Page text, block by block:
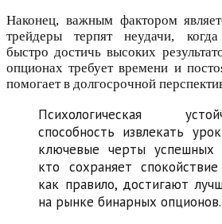
Наконец, важным фактором
трейдеры терпят неудачи,
быстро достичь высоких
опционах требует времени и
помогает в долгосрочной
Психологическая
способность извлекать
ключевые черты успешных
кто сохраняет
как правило, достигают
на рынке бинарных опционов.